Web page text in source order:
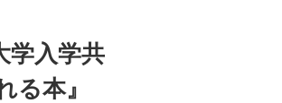
学入学共
る本』